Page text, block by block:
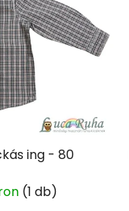
ing - 80
(1 db)